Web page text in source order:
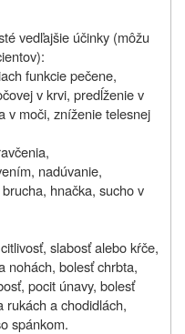
vedľajšie účinky (môžu
funkcie pečene,
v krvi, predĺženie v
v moči, zníženie telesnej
nadúvanie,
hnačka, sucho v
slabosť alebo kŕče,
nohách, bolesť chrbta,
pocit únavy, bolesť
rukách a chodidlách,
spánkom.